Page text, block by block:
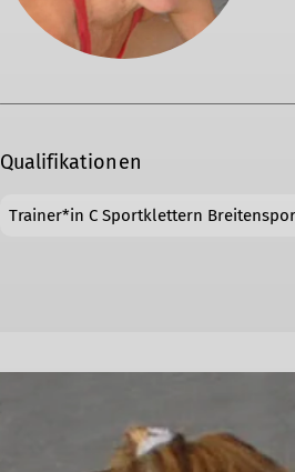
Qualifikationen
Trainer*in C Sportklettern